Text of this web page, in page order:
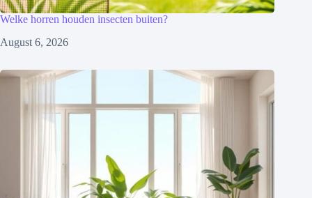
Welke horren houden insecten buiten?
August 6, 2026